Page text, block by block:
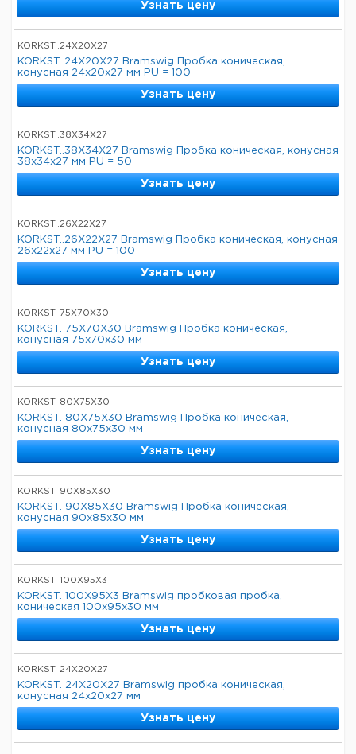
Узнать цену
KORKST..24X20X27
KORKST..24X20X27 Bramswig Пробка коническая,
конусная 24x20x27 мм PU = 100
Узнать цену
KORKST..38X34X27
KORKST..38X34X27 Bramswig Пробка коническая, конусная
38x34x27 мм PU = 50
Узнать цену
KORKST..26X22X27
KORKST..26X22X27 Bramswig Пробка коническая, конусная
26x22x27 мм PU = 100
Узнать цену
KORKST. 75X70X30
KORKST. 75X70X30 Bramswig Пробка коническая,
конусная 75x70x30 мм
Узнать цену
KORKST. 80X75X30
KORKST. 80X75X30 Bramswig Пробка коническая,
конусная 80x75x30 мм
Узнать цену
KORKST. 90X85X30
KORKST. 90X85X30 Bramswig Пробка коническая,
конусная 90x85x30 мм
Узнать цену
KORKST. 100X95X3
KORKST. 100X95X3 Bramswig пробковая пробка,
коническая 100x95x30 мм
Узнать цену
KORKST. 24X20X27
KORKST. 24X20X27 Bramswig пробка коническая,
конусная 24x20x27 мм
Узнать цену